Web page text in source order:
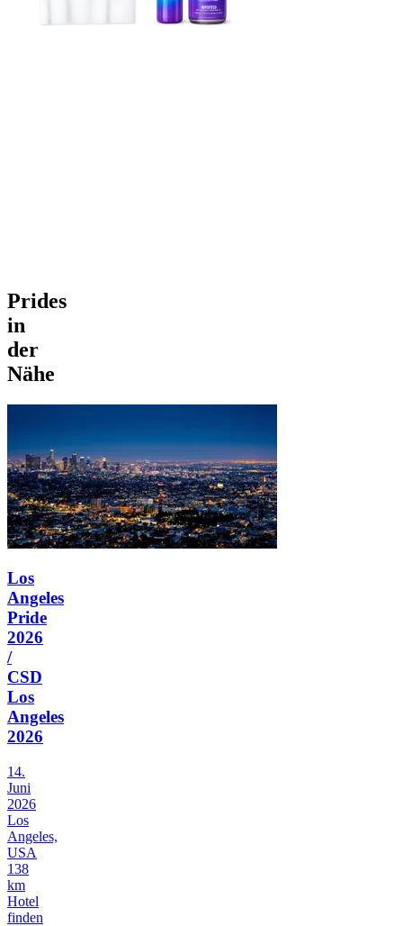
Prides
in
der
Nähe
Los
Angeles
Pride
2026
/
CSD
Los
Angeles
2026
14.
Juni
2026
Los
Angeles,
USA
138
km
Hotel
finden